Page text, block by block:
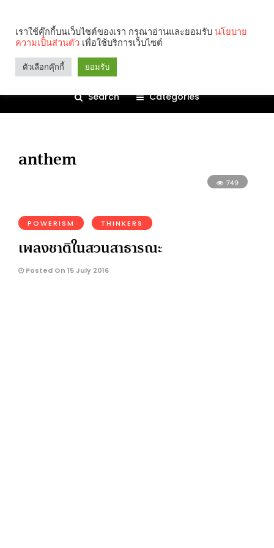
Search Categories
anthem
749
POWERISM THINKERS
เพลงชาติในสวนสาธารณะ
Posted On 15 July 2016
เราใช้คุ๊กกี้บนเว็บไซต์ของเรา กรุณาอ่านและยอมรับ นโยบาย
ความเป็นส่วนตัว เพื่อใช้บริการเว็บไซต์
ตัวเลือกคุ๊กกี้ ยอมรับ